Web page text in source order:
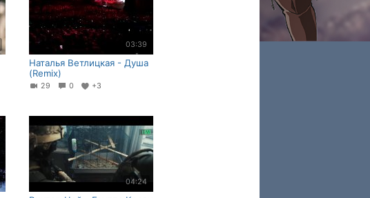
03:39
Наталья Ветлицкая - Душа
(Remix)
29 0 +3
04:24